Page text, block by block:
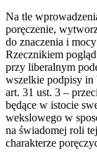
Na tle
poręczenie,
do znaczenia i
Rzecznikiem
przy liberalnym
wszelkie podpisy in
art. 31 ust. 3 –
będące w istocie
wekslowego w
na świadomej roli
charakterze